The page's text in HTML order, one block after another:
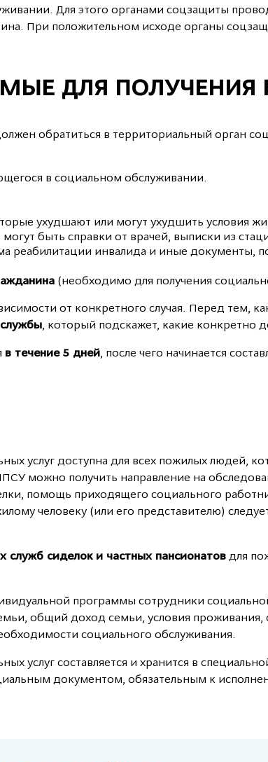
Для этого органами соцзащиты
При положительном исходе органы
ДЛЯ ПОЛУЧЕНИЯ
обратиться в территориальный орган
в социальном обслуживании.
ухудшают или могут ухудшить условия
могут быть справки от врачей, выписки из
реабилитации инвалида и иные документы,
(необходимо для получения
от конкретного случая. Перед тем,
службы, который подскажет, какие конкретно
в течение 5 дней, после чего начинается
услуг доступна для всех пожилых людей,
можно получить направление на
помощь приходящего социального
человеку (или его представителю)
служб сиделок и частных пансионатов для
программы сотрудники
общий доход семьи, условия проживания,
социального обслуживания.
услуг составляется и хранится в
документом, обязательным к